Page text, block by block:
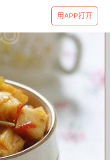
用APP打开